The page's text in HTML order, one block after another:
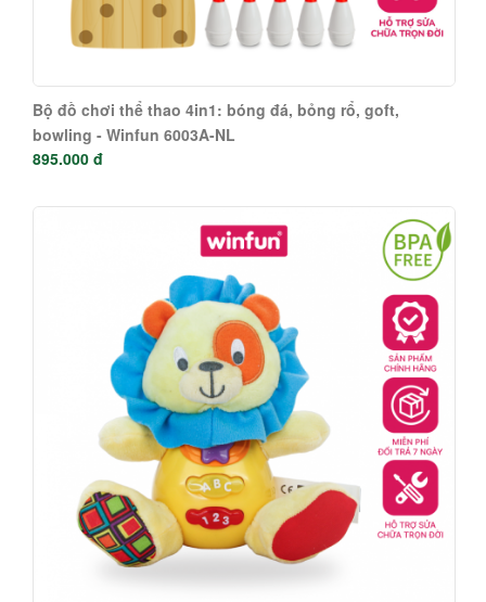
Bộ đồ chơi thể thao 4in1: bóng đá, bỏng rổ, goft,
bowling - Winfun 6003A-NL
895.000 đ